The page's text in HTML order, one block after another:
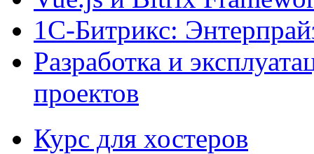
1С-Битрикс:
Разработка и
проектов
Курс для хостеров